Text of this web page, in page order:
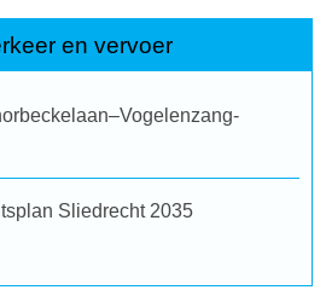
en vervoer
Sliedrecht 2035